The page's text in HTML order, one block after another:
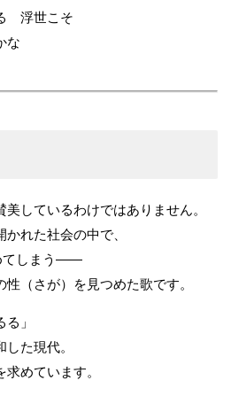
浮世こそ
な
しているわけではありません。
れた社会の中で、
てしまう――
（さが）を見つめた歌です。
」
た現代。
めています。